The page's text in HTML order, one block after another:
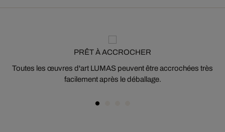
PRÊT À ACCROCHER
Toutes les œuvres d'art LUMAS peuvent être accrochées très
facilement après le déballage.